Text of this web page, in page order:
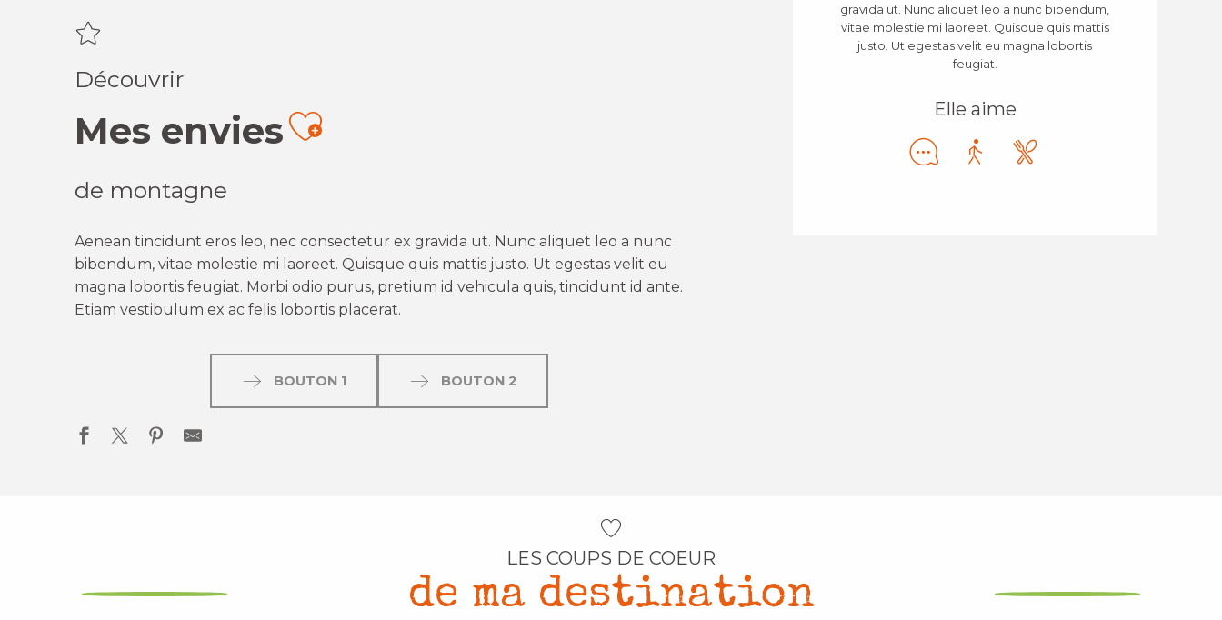
Découvrir
Mes enviesAjouter aux favoris
de montagne
Aenean tincidunt eros leo, nec consectetur ex gravida ut. Nunc aliquet leo a nunc
bibendum, vitae molestie mi laoreet. Quisque quis mattis justo. Ut egestas velit eu
magna lobortis feugiat. Morbi odio purus, pretium id vehicula quis, tincidunt id ante.
Etiam vestibulum ex ac felis lobortis placerat.
BOUTON 1 BOUTON 2
gravida ut. Nunc aliquet leo a nunc bibendum,
vitae molestie mi laoreet. Quisque quis mattis
justo. Ut egestas velit eu magna lobortis
feugiat.
Elle aime
LES COUPS DE COEUR
de ma destination